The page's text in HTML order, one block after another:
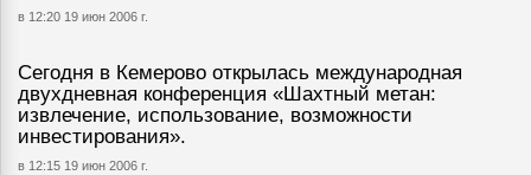
в 12:20 19 июн 2006 г.
Сегодня в Кемерово открылась международная
двухдневная конференция «Шахтный метан:
извлечение, использование, возможности
инвестирования».
в 12:15 19 июн 2006 г.